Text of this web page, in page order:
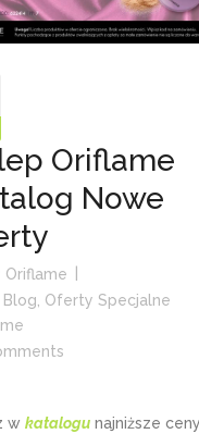
Oriflame
Nowe
Oriflame
Blog Oferty Specjalne
w katalogu najniższe